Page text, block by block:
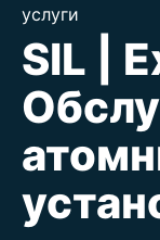
услуги
SIL |